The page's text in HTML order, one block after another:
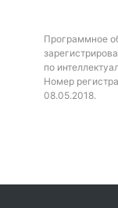
Программное
по
Номер
08.05.2018.